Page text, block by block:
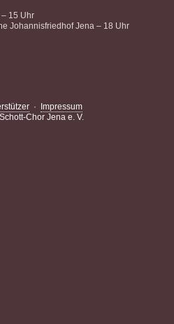
15 Uhr
Johannisfriedhof Jena – 18 Uhr
·
Impressum
Chor Jena e. V.